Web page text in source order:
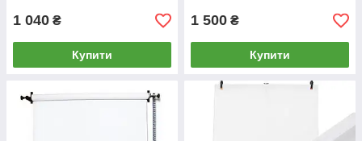
1 040 ₴
Купити
1 500 ₴
Купити